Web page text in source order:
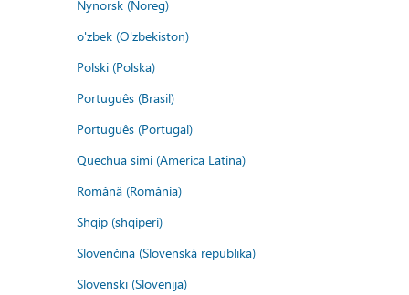
Nynorsk (Noreg)
o'zbek (O'zbekiston)
Polski (Polska)
Português (Brasil)
Português (Portugal)
Quechua simi (America Latina)
Română (România)
Shqip (shqipëri)
Slovenčina (Slovenská republika)
Slovenski (Slovenija)